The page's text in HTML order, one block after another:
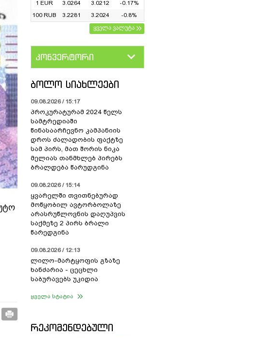
1 EUR
3.0264 3.0212
-0.17%
100 RUB
3.2281 3.2024
-0.8%
ყველა ვალუტა
კონვერტორი
ᲑᲝᲚᲝ ᲡᲘᲐᲮᲚᲔᲔᲑᲘ
09.08.2026 / 15:17
პროკურატურამ 2024 წელს
სამტრედიაში
წინასაარჩევნო კამპანიის
დროს ძალადობის ფაქტზე
სამ პირს, მათ შორის ნიკა
მელიას თანმხლებ პირებს
ბრალდება წარუდგინა
09.08.2026 / 15:14
ყვარელში თვითნებურად
მოწყობილ ავტორბოლაზე
არასრუწლოვნის დაღუპვის
საქმეზე 2 პირს ბრალი
წარედგინა
09.08.2026 / 12:13
ლილო-მარტყოფის გზაზე
ხანძარია - ცეცხლი
საბურავებს უკიდია
ყველა სტატია
ᲠᲔᲙᲝᲛᲔᲜᲓᲔᲑᲣᲚᲘ